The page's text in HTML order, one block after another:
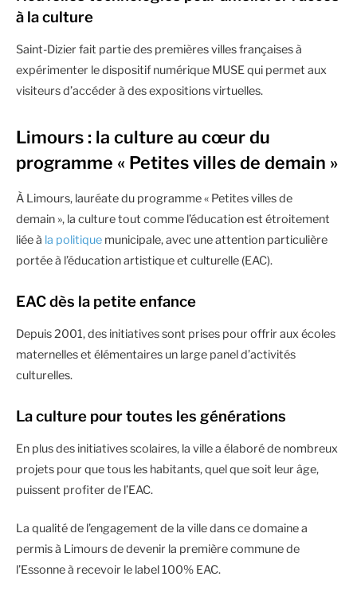
à la culture
Saint-Dizier fait partie des premières villes françaises à
expérimenter le dispositif numérique MUSE qui permet aux
visiteurs d’accéder à des expositions virtuelles.
Limours : la culture au cœur du
programme « Petites villes de demain »
À Limours, lauréate du programme « Petites villes de
demain », la culture tout comme l’éducation est étroitement
liée à la politique municipale, avec une attention particulière
portée à l’éducation artistique et culturelle (EAC).
EAC dès la petite enfance
Depuis 2001, des initiatives sont prises pour offrir aux écoles
maternelles et élémentaires un large panel d’activités
culturelles.
La culture pour toutes les générations
En plus des initiatives scolaires, la ville a élaboré de nombreux
projets pour que tous les habitants, quel que soit leur âge,
puissent profiter de l’EAC.
La qualité de l’engagement de la ville dans ce domaine a
permis à Limours de devenir la première commune de
l’Essonne à recevoir le label 100% EAC.